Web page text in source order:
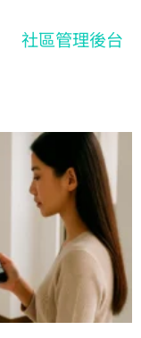
社區管理後台